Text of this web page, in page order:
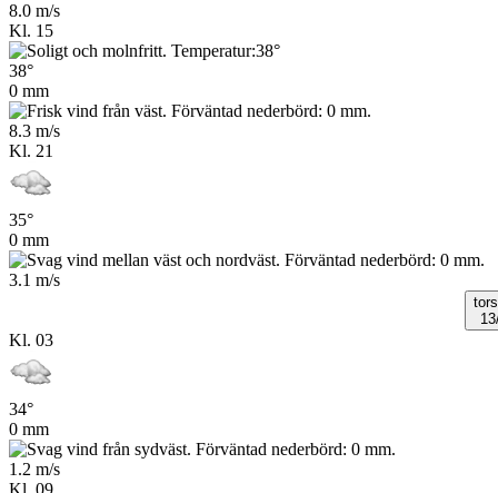
8.0 m/s
Kl. 15
38°
0 mm
8.3 m/s
Kl. 21
35°
0 mm
3.1 m/s
Kl. 03
34°
0 mm
1.2 m/s